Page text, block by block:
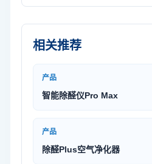
相关推荐
产品
智能除醛仪Pro Max
产品
除醛Plus空气净化器